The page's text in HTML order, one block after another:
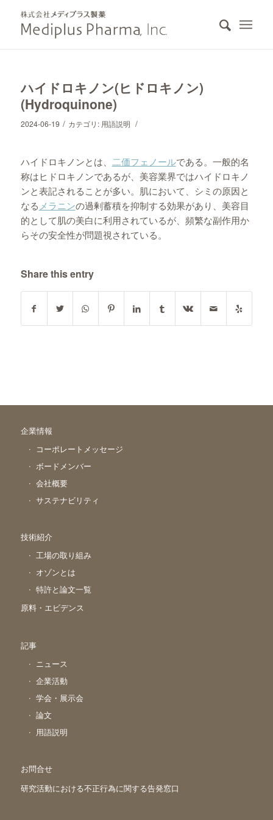
ハイドロキノン(ヒドロキノン)
(Hydroquinone)
2024-06-19 / カテゴリ: 用語説明 /
ハイドロキノンとは、 二価フェノールである。一般的名
称はヒドロキノンであるが、美容業界ではハイドロキノ
ンと表記されることが多い。肌において、シミの原因と
なる メラニンの過剰蓄積を抑制する効果があり、美容目
的として肌の美白に利用されているが、頻繁な副作用か
らその安全性が問題視されている。
Share this entry
企業情報
コーポレートメッセージ
ボードメンバー
会社概要
サステナビリティ
技術紹介
工場の取り組み
オゾンとは
特許と論文一覧
原料・エビデンス
記事
ニュース
企業活動
学会・展示会
論文
用語説明
お問合せ
研究活動における不正行為に関する告発窓口